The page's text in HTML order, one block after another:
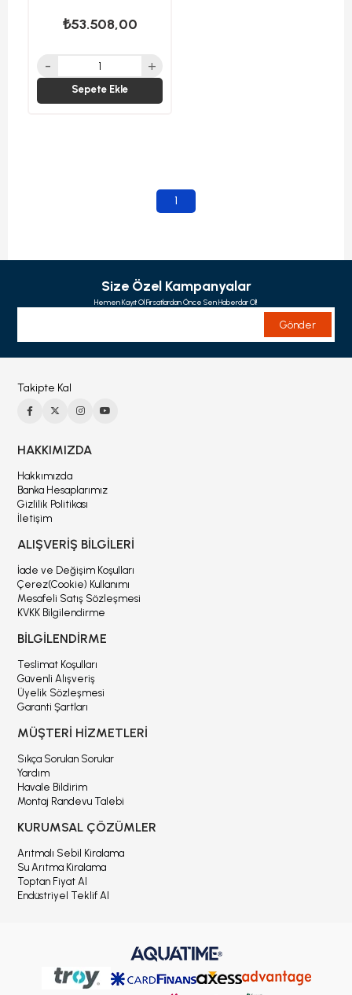
₺53.508,00
Sepete Ekle
1
Size Özel Kampanyalar
Hemen Kayıt Ol Fırsatlardan Önce Sen Haberdar Ol!
Gönder
Takipte Kal
HAKKIMIZDA
Hakkımızda
Banka Hesaplarımız
Gizlilik Politikası
İletişim
ALIŞVERİŞ BİLGİLERİ
İade ve Değişim Koşulları
Çerez(Cookie) Kullanımı
Mesafeli Satış Sözleşmesi
KVKK Bilgilendirme
BİLGİLENDİRME
Teslimat Koşulları
Güvenli Alışveriş
Üyelik Sözleşmesi
Garanti Şartları
MÜŞTERİ HİZMETLERİ
Sıkça Sorulan Sorular
Yardım
Havale Bildirim
Montaj Randevu Talebi
KURUMSAL ÇÖZÜMLER
Arıtmalı Sebil Kiralama
Su Arıtma Kiralama
Toptan Fiyat Al
Endüstriyel Teklif Al